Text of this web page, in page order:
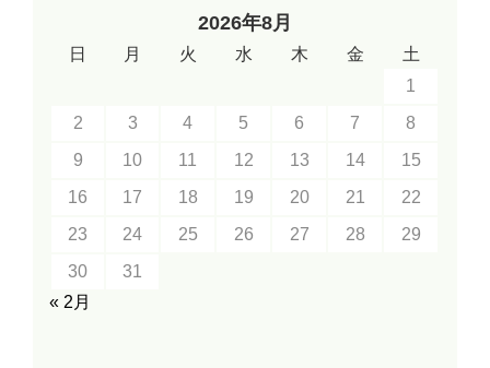
2026年8月
日 月 火 水 木 金
土
1
2
3 4 5 6 7
8
9
10 11 12 13 14
15
16
17 18 19 20 21
22
23
24 25 26 27 28
29
30
31
« 2月